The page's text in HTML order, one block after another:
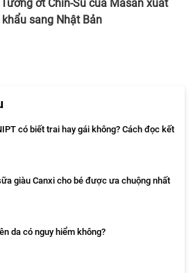
Tương ớt Chin-Su của Masan xuất
khẩu sang Nhật Bản
có biết trai hay gái không? Cách đọc kết
giàu Canxi cho bé được ưa chuộng nhất
da có nguy hiểm không?